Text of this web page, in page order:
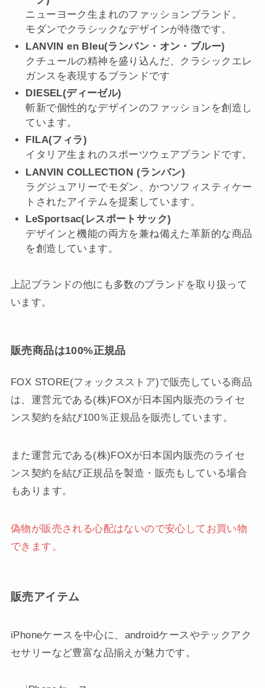
ニューヨーク生まれのファッションブランド。
モダンでクラシックなデザインが特徴です。
LANVIN en Bleu(ランバン・オン・ブルー)
クチュールの精神を盛り込んだ、クラシックエレ
ガンスを表現するブランドです
DIESEL(ディーゼル)
斬新で個性的なデザインのファッションを創造し
ています。
FILA(フィラ)
イタリア生まれのスポーツウェアブランドです。
LANVIN COLLECTION (ランバン)
ラグジュアリーでモダン、かつソフィスティケー
トされたアイテムを提案しています。
LeSportsac(レスポートサック)
デザインと機能の両方を兼ね備えた革新的な商品
を創造しています。
上記ブランドの他にも多数のブランドを取り扱って
います。
販売商品は100%正規品
FOX STORE(フォックスストア)で販売している商品
は、運営元である(株)FOXが日本国内販売のライセ
ンス契約を結び100％正規品を販売しています。
また運営元である(株)FOXが日本国内販売のライセ
ンス契約を結び正規品を製造・販売もしている場合
もあります。
偽物が販売される心配はないので安心してお買い物
できます。
販売アイテム
iPhoneケースを中心に、androidケースやテックアク
セサリーなど豊富な品揃えが魅力です。